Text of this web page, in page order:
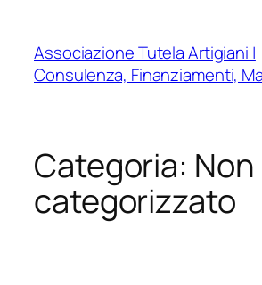
contenuto
Associazione Tutela Artigiani |
Consulenza, Finanziamenti,
Categoria: Non
categorizzato